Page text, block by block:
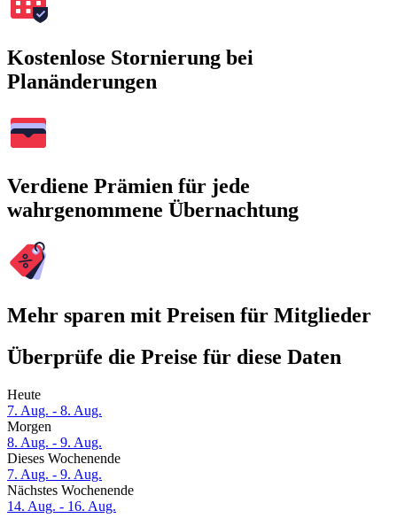
Kostenlose Stornierung bei
Planänderungen
Verdiene Prämien für jede
wahrgenommene Übernachtung
Mehr sparen mit Preisen für Mitglieder
Überprüfe die Preise für diese Daten
Heute
7. Aug. - 8. Aug.
Morgen
8. Aug. - 9. Aug.
Dieses Wochenende
7. Aug. - 9. Aug.
Nächstes Wochenende
14. Aug. - 16. Aug.